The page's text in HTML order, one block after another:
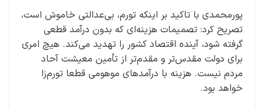
پورمحمدی با تاکید بر اینکه تورم، بی‌عدالتی خاموش است،
تصریح کرد: تصمیمات هزینه‌ای که بدون درآمد قطعی
گرفته شود، آینده اقتصاد کشور را تهدید می‌کند. هیچ امری
برای دولت مقدس‌تر و مقدم‌تر از تأمین معیشت آحاد
مردم نیست. هزینه با درآمدهای موهومی قطعا تورم‌زا
خواهد بود.